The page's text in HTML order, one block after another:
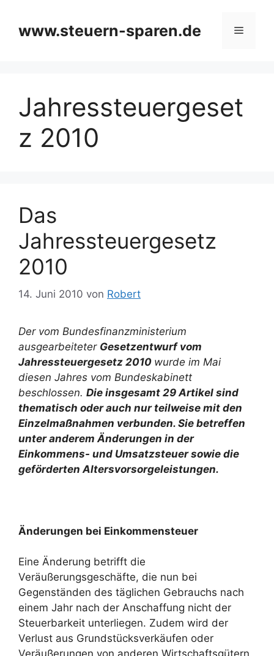
springen
www.steuern-sparen.de Menü
Jahressteuergeset
z 2010
Das
Jahressteuergesetz
2010
14. Juni 2010 von Robert
Der vom Bundesfinanzministerium
ausgearbeiteter Gesetzentwurf vom
Jahressteuergesetz 2010 wurde im Mai
diesen Jahres vom Bundeskabinett
beschlossen. Die insgesamt 29 Artikel sind
thematisch oder auch nur teilweise mit den
Einzelmaßnahmen verbunden. Sie betreffen
unter anderem Änderungen in der
Einkommens- und Umsatzsteuer sowie die
geförderten Altersvorsorgeleistungen.
Änderungen bei Einkommensteuer
Eine Änderung betrifft die
Veräußerungsgeschäfte, die nun bei
Gegenständen des täglichen Gebrauchs nach
einem Jahr nach der Anschaffung nicht der
Steuerbarkeit unterliegen. Zudem wird der
Verlust aus Grundstücksverkäufen oder
Veräußerungen von anderen Wirtschaftsgütern